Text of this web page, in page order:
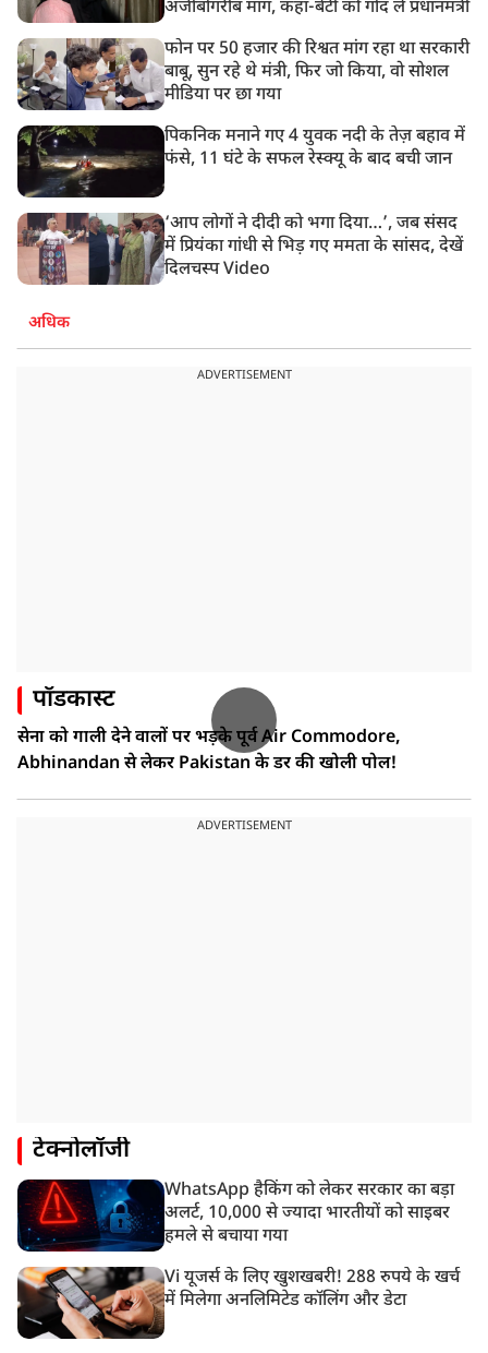
अजीबोगरीब मांग, कहा-बेटी को गोद लें प्रधानमंत्री
फोन पर 50 हजार की रिश्वत मांग रहा था सरकारी
बाबू, सुन रहे थे मंत्री, फिर जो किया, वो सोशल
मीडिया पर छा गया
पिकनिक मनाने गए 4 युवक नदी के तेज़ बहाव में
फंसे, 11 घंटे के सफल रेस्क्यू के बाद बची जान
‘आप लोगों ने दीदी को भगा दिया…’, जब संसद
में प्रियंका गांधी से भिड़ गए ममता के सांसद, देखें
दिलचस्प Video
अधिक
ADVERTISEMENT
पॉडकास्ट
सेना को गाली देने वालों पर भड़के पूर्व Air Commodore,
Abhinandan से लेकर Pakistan के डर की खोली पोल!
ADVERTISEMENT
टेक्नोलॉजी
WhatsApp हैकिंग को लेकर सरकार का बड़ा
अलर्ट, 10,000 से ज्यादा भारतीयों को साइबर
हमले से बचाया गया
Vi यूजर्स के लिए खुशखबरी! 288 रुपये के खर्च
में मिलेगा अनलिमिटेड कॉलिंग और डेटा